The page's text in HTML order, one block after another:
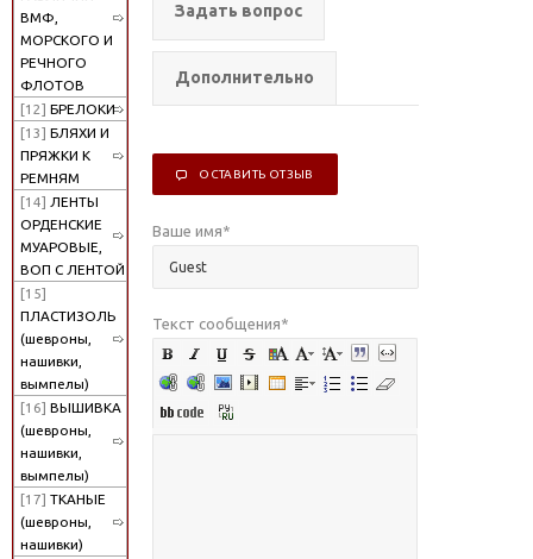
ВМФ,
МОРСКОГО И
РЕЧНОГО
ФЛОТОВ
[12] БРЕЛОКИ
[13] БЛЯХИ И
ПРЯЖКИ К
РЕМНЯМ
[14] ЛЕНТЫ
ОРДЕНСКИЕ
МУАРОВЫЕ,
ВОП С ЛЕНТОЙ
[15]
ПЛАСТИЗОЛЬ
(шевроны,
нашивки,
вымпелы)
[16] ВЫШИВКА
(шевроны,
нашивки,
вымпелы)
[17] ТКАНЫЕ
(шевроны,
нашивки)
Задать вопрос
Дополнительно
ОСТАВИТЬ ОТЗЫВ
Ваше имя*
Текст сообщения*